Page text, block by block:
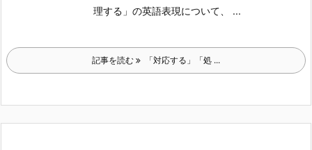
理する」の英語表現について、 ...
記事を読む 「対応する」「処 ...